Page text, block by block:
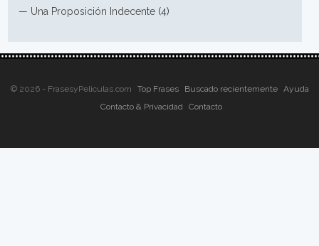
— Una Proposición Indecente (4)
© 2026 - FrasesyPeliculas.com Top Frases Buscado recientemente
Ayuda
Contacto & Privacidad
Contacto